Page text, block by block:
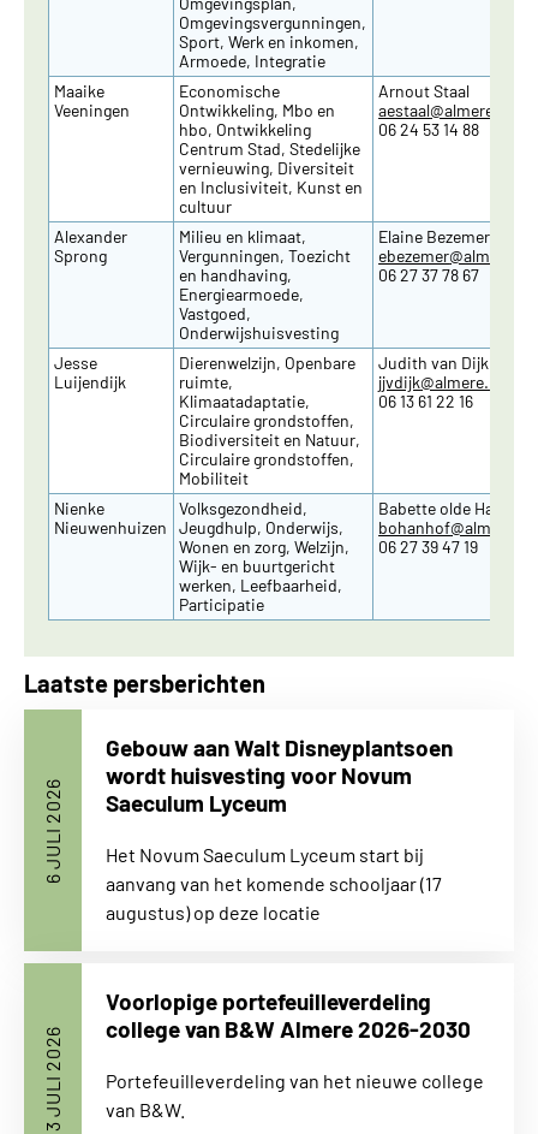
Omgevingsvergunningen,
Sport, Werk en inkomen,
Armoede, Integratie
Maaike
Veeningen
Economische
Ontwikkeling, Mbo en
hbo, Ontwikkeling
Centrum Stad, Stedelijke
vernieuwing, Diversiteit
en Inclusiviteit, Kunst en
cultuur
Arnout Staal
aestaal@almere.nl
06 24 53 14 88
Alexander
Sprong
Milieu en klimaat,
Vergunningen, Toezicht
en handhaving,
Energiearmoede,
Vastgoed,
Onderwijshuisvesting
Elaine Bezemer
ebezemer@almere.nl
06 27 37 78 67
Jesse
Luijendijk
Dierenwelzijn, Openbare
ruimte,
Klimaatadaptatie,
Circulaire grondstoffen,
Biodiversiteit en Natuur,
Circulaire grondstoffen,
Mobiliteit
Judith van Dijk
jjvdijk@almere.nl
06 13 61 22 16
Nienke
Nieuwenhuizen
Volksgezondheid,
Jeugdhulp, Onderwijs,
Wonen en zorg, Welzijn,
Wijk- en buurtgericht
werken, Leefbaarheid,
Participatie
Babette olde Hanhof
bohanhof@almere.nl
06 27 39 47 19
Laatste persberichten
Gebouw aan Walt Disneyplantsoen
wordt huisvesting voor Novum
Saeculum Lyceum
6 JULI 2026
Het Novum Saeculum Lyceum start bij
aanvang van het komende schooljaar (17
augustus) op deze locatie
Voorlopige portefeuilleverdeling
college van B&W Almere 2026-2030
3 JULI 2026
Portefeuilleverdeling van het nieuwe college
van B&W.